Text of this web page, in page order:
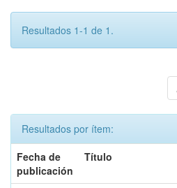
Resultados 1-1 de 1.
Resultados por ítem:
Fecha de
publicación
Título